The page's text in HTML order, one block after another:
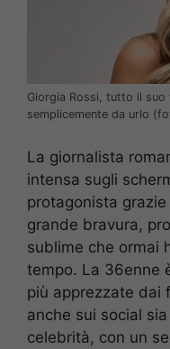
Giorgia Rossi, tutto il suo
semplicemente da urlo
La giornalista
intensa sugli
protagonista
grande bravura,
sublime che ormai
tempo. La 36enne
più apprezzate dai
anche sui social
celebrità, con un